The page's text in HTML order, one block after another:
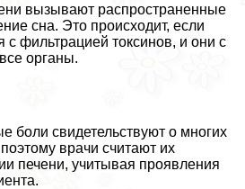
вызывают распространенные
сна. Это происходит, если
с фильтрацией токсинов, и они с
органы.
боли свидетельствуют о многих
врачи считают их
печени, учитывая проявления